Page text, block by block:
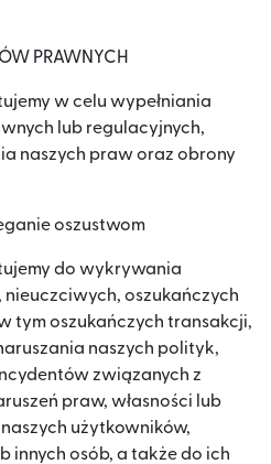
PRAWNYCH
w celu wypełniania
lub regulacyjnych,
naszych praw oraz obrony
oszustwom
do wykrywania
nieuczciwych, oszukańczych
tym oszukańczych transakcji,
naszych polityk,
związanych z
praw, własności lub
użytkowników,
innych osób, a także do ich